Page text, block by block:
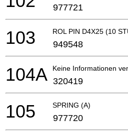
977721
ROL PIN D4X25 (10
103 949548
Keine Informationen
104A 320419
SPRING (A)
105 977720